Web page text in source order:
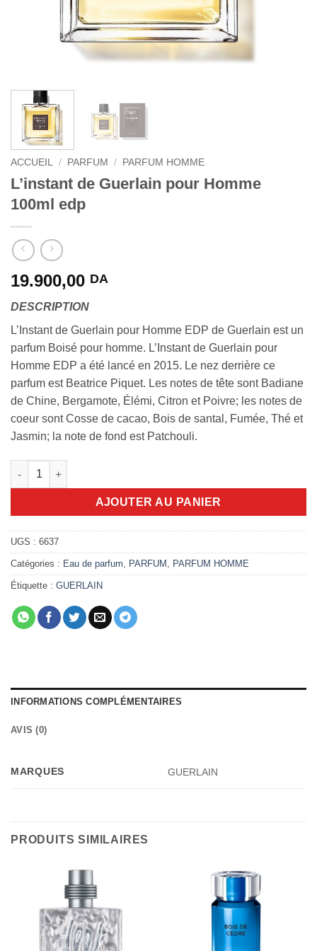
ACCUEIL / PARFUM / PARFUM HOMME
L’instant de Guerlain pour Homme
100ml edp
19.900,00 DA
DESCRIPTION
L’Instant de Guerlain pour Homme EDP de Guerlain est un
parfum Boisé pour homme. L’Instant de Guerlain pour
Homme EDP a été lancé en 2015. Le nez derrière ce
parfum est Beatrice Piquet. Les notes de tête sont Badiane
de Chine, Bergamote, Élémi, Citron et Poivre; les notes de
coeur sont Cosse de cacao, Bois de santal, Fumée, Thé et
Jasmin; la note de fond est Patchouli.
quantité de L'instant de Guerlain pour Homme 100ml edp
AJOUTER AU PANIER
UGS : 6637
Catégories : Eau de parfum, PARFUM , PARFUM HOMME
Étiquette : GUERLAIN
INFORMATIONS COMPLÉMENTAIRES
AVIS (0)
MARQUES GUERLAIN
PRODUITS SIMILAIRES